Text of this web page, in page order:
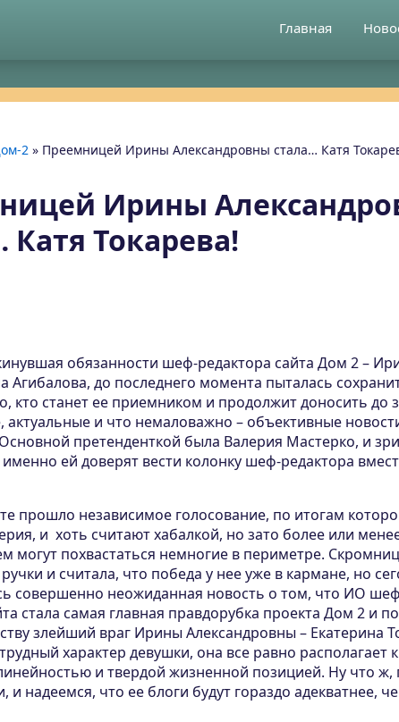
Главная
2 » Преемницей Ирины Александровны стала… Катя
Ирины
Катя Токарева!
обязанности шеф-редактора сайта Дом 2 –
Агибалова, до последнего момента пыталась
кто станет ее приемником и продолжит доносить до
актуальные и что немаловажно – объективные
претенденткой была Валерия Мастерко, и
именно ей доверят вести колонку шеф-редактора
прошло независимое голосование, по итогам
и хоть считают хабалкой, но зато более или
могут похвастаться немногие в периметре.
и считала, что победа у нее уже в кармане, но
совершенно неожиданная новость о том, что ИО
стала самая главная правдорубка проекта Дом 2 и по
злейший враг Ирины Александровны – Екатерина
характер девушки, она все равно располагает
и твердой жизненной позицией. Ну что ж,
и надеемся, что ее блоги будут гораздо адекватнее,